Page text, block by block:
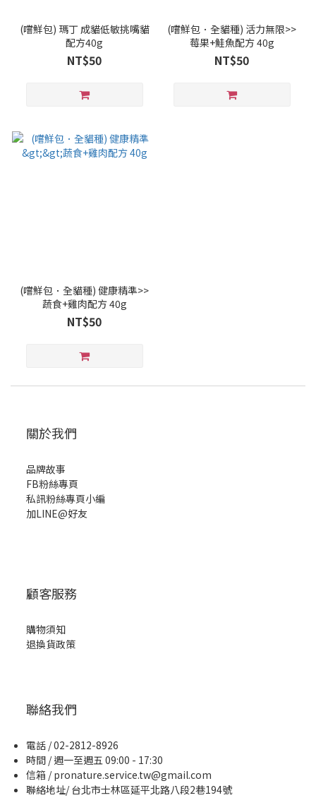
(嚐鮮包) 瑪丁 成貓低敏挑嘴貓
配方40g
NT$50
(嚐鮮包．全貓種) 活力無限>>
莓果+鮭魚配方 40g
NT$50
(嚐鮮包．全貓種) 健康精準>>
蔬食+雞肉配方 40g
NT$50
關於我們
品牌故事
FB粉絲專頁
私訊粉絲專頁小編
加LINE@好友
顧客服務
購物須知
退換貨政策
聯絡我們
電話 / 02-2812-8926
時間 / 週一至週五 09:00 - 17:30
信箱 / pronature.service.tw@gmail.com
聯絡地址/ 台北市士林區延平北路八段2巷194號